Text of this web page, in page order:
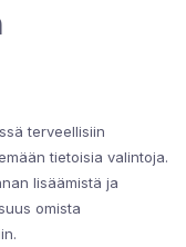
terveellisiin
tietoisia valintoja.
lisäämistä ja
omista